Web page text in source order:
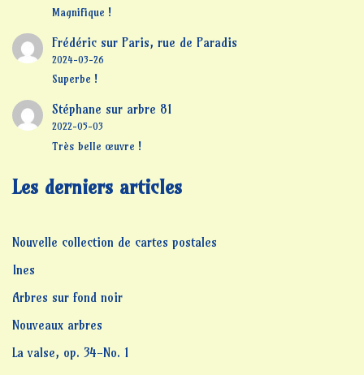
Magnifique !
Frédéricsur Paris, rue de Paradis
2024-03-26
Superbe !
Stéphane sur arbre 81
2022-05-03
Très belle œuvre !
Les derniers articles
Nouvelle collection de cartes postales
Ines
Arbres sur fond noir
Nouveaux arbres
La valse, op. 34-No. 1